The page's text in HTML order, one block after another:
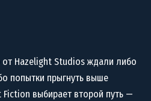
от Hazelight Studios ждали либо
попытки прыгнуть выше
выбирает второй путь —